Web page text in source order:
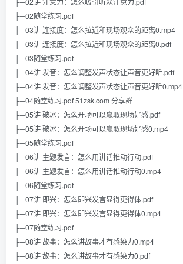
├─02随堂练习.pdf
├─03讲 连接度：怎么拉近和现场观众的距离0.mp4
├─03讲 连接度：怎么拉近和现场观众的距离0.pdf
├─03随堂练习.pdf
├─04讲 发音：怎么调整发声状态让声音更好听.pdf
├─04讲 发音：怎么调整发声状态让声音更好听0.mp4
├─04随堂练习.pdf 51zsk.com 分享群
├─05讲 破冰：怎么开场可以赢取现场好感.pdf
├─05讲 破冰：怎么开场可以赢取现场好感0.mp4
├─05随堂练习.pdf
├─06讲 主题发言：怎么用讲话推动行动.pdf
├─06讲 主题发言：怎么用讲话推动行动0.mp4
├─06随堂练习.pdf
├─07讲 即兴：怎么即兴发言显得更得体.pdf
├─07讲 即兴：怎么即兴发言显得更得体0.mp4
├─07随堂练习.pdf
├─08讲 故事：怎么讲故事才有感染力0.mp4
├─08讲 故事：怎么讲故事才有感染力0.pdf